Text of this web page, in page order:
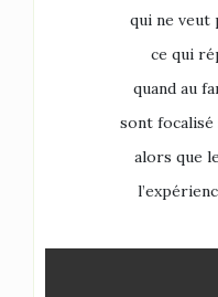
qui ne veut
ce qui
quand au
sont
alors que